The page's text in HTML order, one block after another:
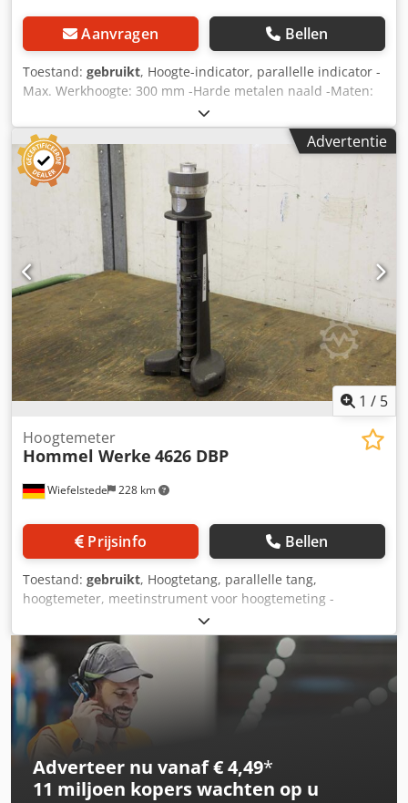
Aanvragen Bellen
Toestand: gebruikt, Hoogte-indicator, parallelle indicator -
Max. Werkhoogte: 300 mm -Harde metalen naald -Maten:
175/60/H385 mm -gewicht: 1,7 kg Dedpfx Asb Uhi Ejliock
Advertentie
1 / 5
Wiefelstede 228 km
Hoogtemeter
Hommel Werke 4626 DBP
Prijsinfo Bellen
Toestand: gebruikt, Hoogtetang, parallelle tang,
hoogtemeter, meetinstrument voor hoogtemeting -
Fabrikant: Hommel Werke, hoogte overdracht theorie -
Type: 4626 DBP -Afmetingen: 165/140/H430 mm -Gewicht:
7.6 kg Dcjdpofnr Iyefx Alisk
Adverteer nu vanaf € 4,49*
11 miljoen koperswachten op u